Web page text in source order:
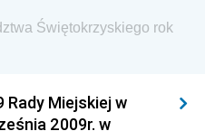
Głównej Straży
Banku Polskiego
Świętokrzyskiego rok
Rady Miejskiej w
2009r. w